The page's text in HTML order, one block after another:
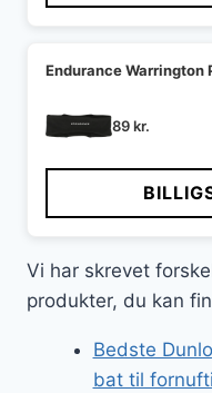
Endurance Warrington
89kr.
Vi har skrevet
produkter, du kan
Bedste
bat til